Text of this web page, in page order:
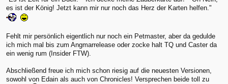
es ist der König! Jetzt kann mir nur noch das Herz der Karten helfen."
Fehlt mir persönlich eigentlich nur noch ein Petmaster, aber da gedulde
ich mich mal bis zum Angmarrelease oder zocke halt TQ und Caster da
ein wenig rum (Insider FTW).
Abschließend freue ich mich schon riesig auf die neuesten Versionen,
sowohl von Edain als auch von Chronicles! Versprechen beide toll zu